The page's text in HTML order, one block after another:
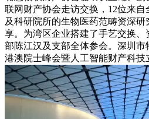
联网财产协会走访交换，12位来
及科研院所的生物医药范畴资深
享。为湾区企业搭建了手艺交换
部陈江汉及支部全体参会。深圳市
港澳院士峰会暨人工智能财产科技